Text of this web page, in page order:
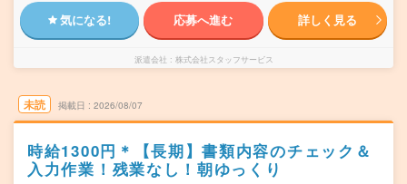
気になる! 応募へ進む 詳しく見る
派遣会社 株式会社スタッフサービス
未読 掲載日 2026/08/07
時給1300円＊【長期】書類内容のチェック＆
入力作業！残業なし！朝ゆっくり